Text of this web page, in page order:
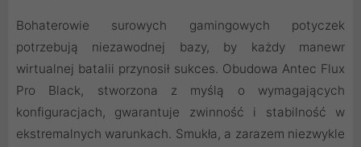
Bohaterowie surowych gamingowych potyczek
potrzebują niezawodnej bazy, by każdy manewr
wirtualnej batalii przynosił sukces. Obudowa Antec Flux
Pro Black, stworzona z myślą o wymagających
konfiguracjach, gwarantuje zwinność i stabilność w
ekstremalnych warunkach. Smukła, a zarazem niezwykle